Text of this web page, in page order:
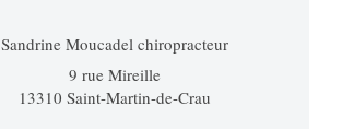
Sandrine Moucadel chiropracteur
9 rue Mireille
13310 Saint-Martin-de-Crau